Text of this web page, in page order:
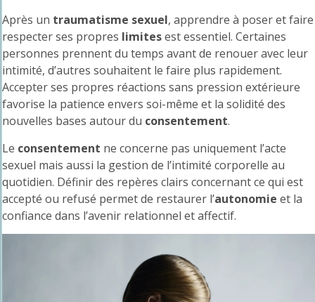
Après un traumatisme sexuel, apprendre à poser et faire
respecter ses propres limitesest essentiel. Certaines
personnes prennent du temps avant de renouer avec leur
intimité, d’autres souhaitent le faire plus rapidement.
Accepter ses propres réactions sans pression extérieure
favorise la patience envers soi-même et la solidité des
nouvelles bases autour du consentement.
Le consentement ne concerne pas uniquement l’acte
sexuel mais aussi la gestion de l’intimité corporelle au
quotidien. Définir des repères clairs concernant ce qui est
accepté ou refusé permet de restaurer l’autonomie et la
confiance dans l’avenir relationnel et affectif.